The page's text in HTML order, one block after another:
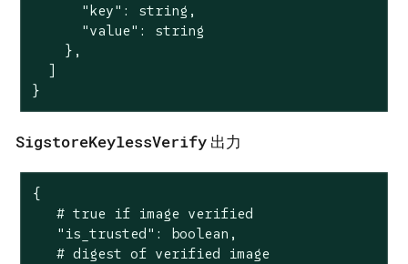
      "key": string,
      "value": string
    },
  ]
}
SigstoreKeylessVerify 出力
{
   # true if image verified
   "is_trusted": boolean,
   # digest of verified image